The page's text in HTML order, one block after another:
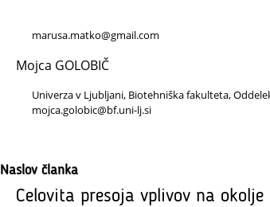
marusa.matko@gmail.com
Mojca GOLOBIČ
Univerza v Ljubljani, Biotehniška fakulteta,
mojca.golobic@bf.uni-lj.si
Naslov članka
Celovita presoja vplivov na